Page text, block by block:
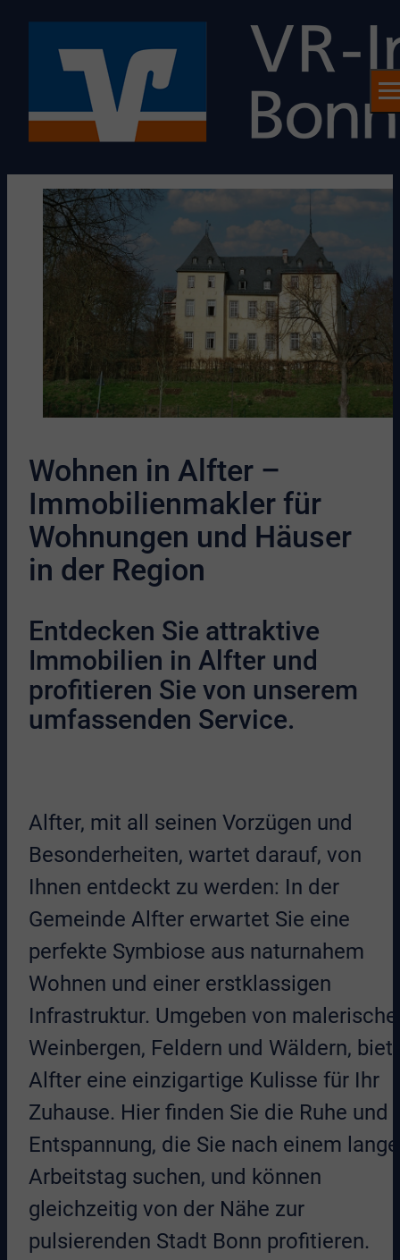
Wohnen in Alfter –
Immobilienmakler für
Wohnungen und Häuser
in der Region
Entdecken Sie attraktive
Immobilien in Alfter und
profitieren Sie von unserem
umfassenden Service.
Alfter, mit all seinen Vorzügen und
Besonderheiten, wartet darauf, von
Ihnen entdeckt zu werden: In der
Gemeinde Alfter erwartet Sie eine
perfekte Symbiose aus naturnahem
Wohnen und einer erstklassigen
Infrastruktur. Umgeben von
Weinbergen, Feldern und Wäldern,
Alfter eine einzigartige Kulisse für Ihr
Zuhause. Hier finden Sie die Ruhe und
Entspannung, die Sie nach einem
Arbeitstag suchen, und können
gleichzeitig von der Nähe zur
pulsierenden Stadt Bonn profitieren.